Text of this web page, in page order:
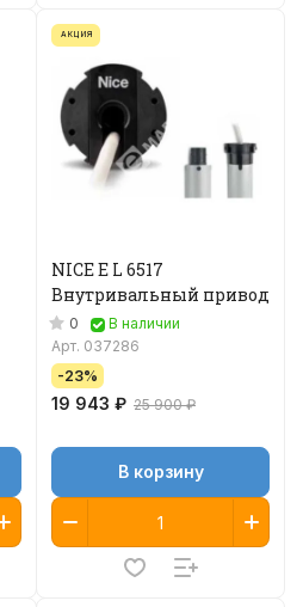
АКЦИЯ
NICE E L 6517
Внутривальный привод
0
В наличии
Арт. 037286
-23%
19 943 ₽ 25 900 ₽
В корзину